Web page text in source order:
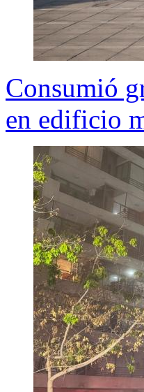
Consumió
en edificio